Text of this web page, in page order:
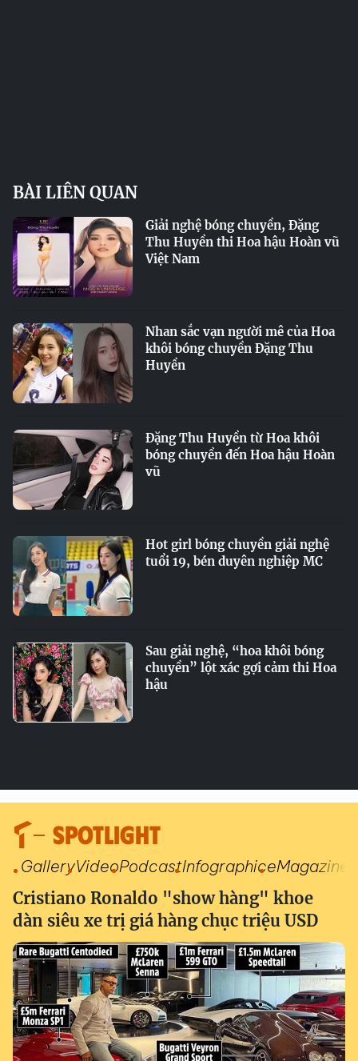
BÀI LIÊN QUAN
Giải nghệ bóng chuyền, Đặng
Thu Huyền thi Hoa hậu Hoàn vũ
Việt Nam
Nhan sắc vạn người mê của Hoa
khôi bóng chuyền Đặng Thu
Huyền
Đặng Thu Huyền từ Hoa khôi
bóng chuyền đến Hoa hậu Hoàn
vũ
Hot girl bóng chuyền giải nghệ
tuổi 19, bén duyên nghiệp MC
Sau giải nghệ, “hoa khôi bóng
chuyền” lột xác gợi cảm thi Hoa
hậu
SPOTLIGHT
GalleryVideoPodcastInfographiceMagazine
Cristiano Ronaldo "show hàng" khoe
dàn siêu xe trị giá hàng chục triệu USD